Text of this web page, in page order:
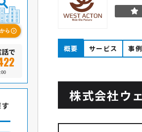
で 概要 サービス 事例
株式会社ウ